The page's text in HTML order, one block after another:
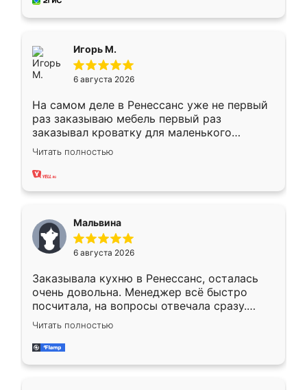
Игорь М.
6 августа 2026
На самом деле в Ренессанс уже не первый
раз заказываю мебель первый раз
заказывал кроватку для маленького
ребёнка при его рождении ,во второй раз
заказал шкаф-купе. По качеству очень
хорошее сборка достаточно быстрая,
меньше, здесь же он более разнообразный.
Мне нравится ,если что-то потребуется из
мебели буду заказывать только здесь.
Читать полностью
Мальвина
6 августа 2026
Заказывала кухню в Ренессанс, осталась
очень довольна. Менеджер всё быстро
посчитала, на вопросы отвечала сразу.
Замерщик приехал в субботу, подошёл к
делу со всей ответственностью. Собрали
за день, ребята работали аккуратно, даже
Читать полностью